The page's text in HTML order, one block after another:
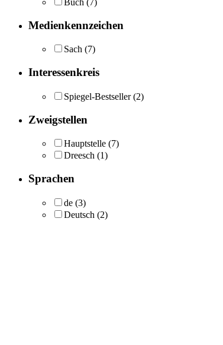
Buch (7)
Medienkennzeichen
Sach (7)
Interessenkreis
Spiegel-Bestseller (2)
Zweigstellen
Hauptstelle (7)
Dreesch (1)
Sprachen
de (3)
Deutsch (2)